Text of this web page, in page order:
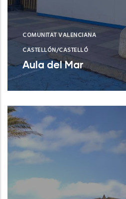
COMUNITAT VALENCIANA
CASTELLÓN/CASTELLÓ
Aula del Mar
Xilxes (Castelló/Castellón)